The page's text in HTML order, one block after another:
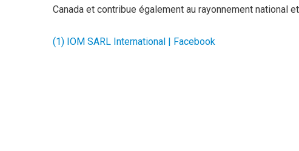
Canada et contribue également au rayonnement national
(1) IOM SARL International | Facebook